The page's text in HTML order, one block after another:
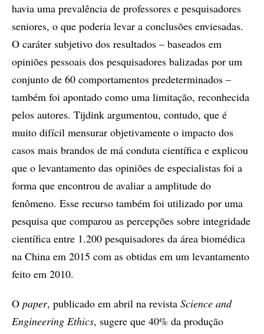
havia uma prevalência de professores e pesquisadores
seniores, o que poderia levar a conclusões enviesadas.
O caráter subjetivo dos resultados – baseados em
opiniões pessoais dos pesquisadores balizadas por um
conjunto de 60 comportamentos predeterminados –
também foi apontado como uma limitação, reconhecida
pelos autores. Tijdink argumentou, contudo, que é
muito difícil mensurar objetivamente o impacto dos
casos mais brandos de má conduta científica e explicou
que o levantamento das opiniões de especialistas foi a
forma que encontrou de avaliar a amplitude do
fenômeno. Esse recurso também foi utilizado por uma
pesquisa que comparou as percepções sobre integridade
científica entre 1.200 pesquisadores da área biomédica
na China em 2015 com as obtidas em um levantamento
feito em 2010.
O paper, publicado em abril na revista Science and
Engineering Ethics, sugere que 40% da produção